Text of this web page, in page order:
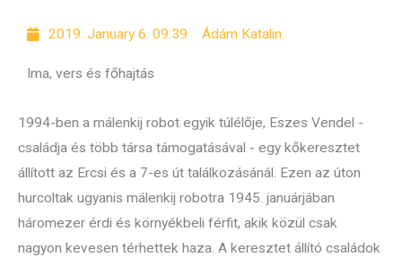
2019. January 6. 09:39 Ádám Katalin
Ima, vers és főhajtás
1994-ben a málenkij robot egyik túlélője, Eszes Vendel -
családja és több társa támogatásával - egy kőkeresztet
állított az Ercsi és a 7-es út találkozásánál. Ezen az úton
hurcoltak ugyanis málenkij robotra 1945. januárjában
háromezer érdi és környékbeli férfit, akik közül csak
nagyon kevesen térhettek haza. A keresztet állító családok